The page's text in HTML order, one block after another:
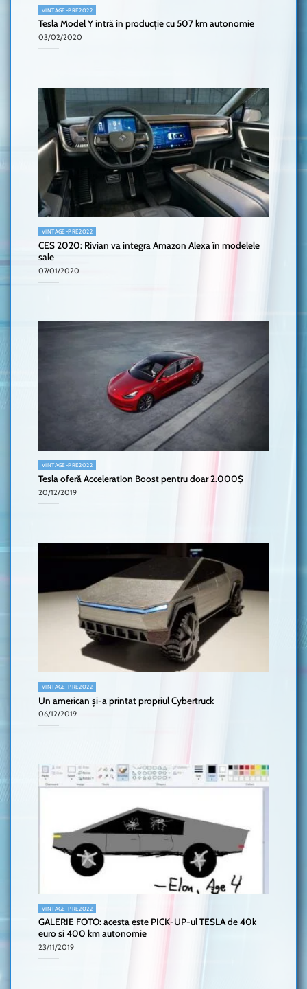
VINTAGE-PRE2022
Tesla Model Y intră în producție cu 507 km autonomie
03/02/2020
VINTAGE-PRE2022
CES 2020: Rivian va integra Amazon Alexa în modelele
sale
07/01/2020
VINTAGE-PRE2022
Tesla oferă Acceleration Boost pentru doar 2.000$
20/12/2019
VINTAGE-PRE2022
Un american și-a printat propriul Cybertruck
06/12/2019
VINTAGE-PRE2022
GALERIE FOTO: acesta este PICK-UP-ul TESLA de 40k
euro si 400 km autonomie
23/11/2019